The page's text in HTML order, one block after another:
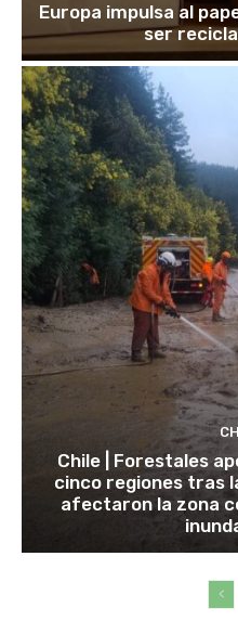
Europa impulsa al
ser
Chile | Forestales
cinco regiones tras
afectaron la zona